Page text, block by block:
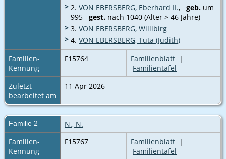
> 2. VON EBERSBERG, Eberhard II., geb. um
995 gest. nach 1040 (Alter > 46 Jahre)
> 3. VON EBERSBERG, Willibirg
> 4. VON EBERSBERG, Tuta (Judith)
Familien-
Kennung
F15764 Familienblatt |
Familientafel
Zuletzt
bearbeitet am
11 Apr 2026
Familie 2
N., N.
Familien-
Kennung
F15767 Familienblatt |
Familientafel